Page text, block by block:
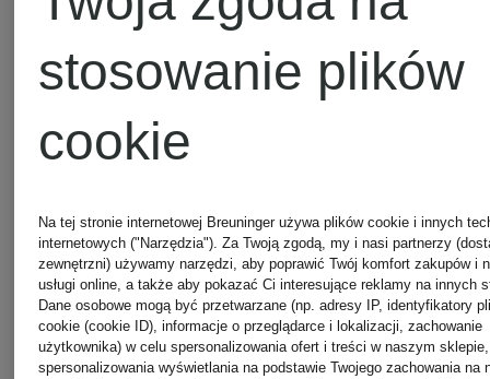
1 175 zł
stosowanie plików
cookie
Na tej stronie internetowej Breuninger używa plików cookie i innych
internetowych ("Narzędzia"). Za Twoją zgodą, my i nasi partnerzy
zewnętrzni) używamy narzędzi, aby poprawić Twój komfort zakupów i
usługi online, a także aby pokazać Ci interesujące reklamy na innych
Dane osobowe mogą być przetwarzane (np. adresy IP, identyfikatory
cookie (cookie ID), informacje o przeglądarce i lokalizacji, zachowanie
użytkownika) w celu spersonalizowania ofert i treści w naszym sklepie,
spersonalizowania wyświetlania na podstawie Twojego zachowania na